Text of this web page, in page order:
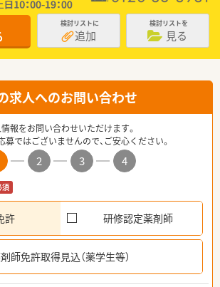
検討リストに
追加
検討リストを
見る
求人へのお問い合わせ
報をお問い合わせいただけます。
募ではございませんので、ご安心ください。
2 3
4
須
許 研修認定薬剤師
師免許取得見込（薬学生等）